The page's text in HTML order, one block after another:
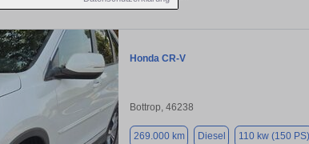
Honda CR-V
Bottrop, 46238
269.000 km Diesel 110 kw (150 PS)